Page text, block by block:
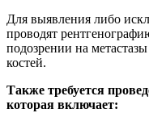
Для выявления либо
проводят
подозрении на
костей.
Также требуется
которая включает: